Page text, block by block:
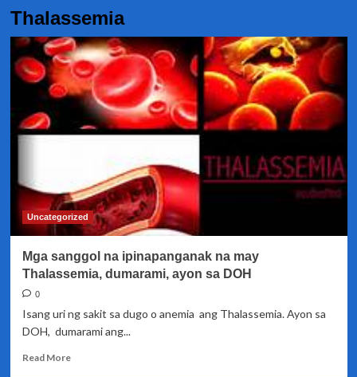
Thalassemia
Uncategorized
Mga sanggol na ipinapanganak na may
Thalassemia, dumarami, ayon sa DOH
0
Isang uri ng sakit sa dugo o anemia ang Thalassemia. Ayon sa
DOH, dumarami ang...
Read MoreRead